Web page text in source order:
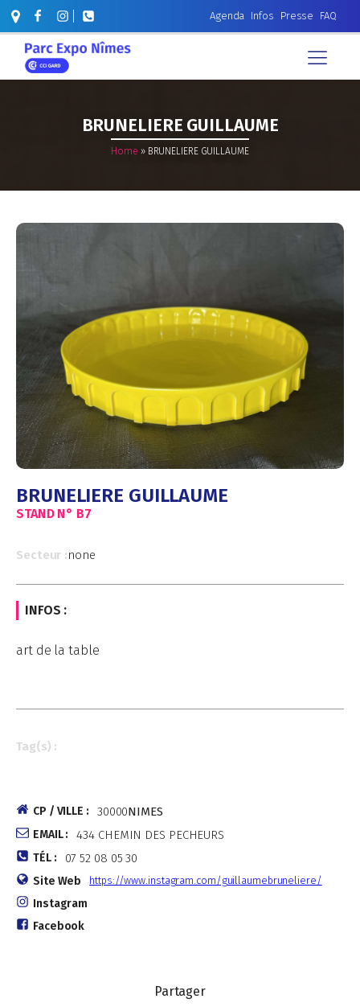
Agenda Infos Presse FAQ
BRUNELIERE GUILLAUME
Home » BRUNELIERE GUILLAUME
BRUNELIERE GUILLAUME
STAND N° B7
Secteur :none
INFOS :
art de la table
Tag(s) :
CP / VILLE : 30000NIMES
EMAIL : 434 CHEMIN DES PECHEURS
TÉL : 07 52 08 05 30
Site Web https://www.instagram.com/guillaumebruneliere/
Instagram
Facebook
Partager